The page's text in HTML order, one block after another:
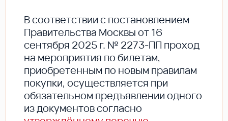
В соответствии с постановлением
Правительства Москвы от 16
сентября 2025 г. № 2273-ПП проход
на мероприятия по билетам,
приобретенным по новым правилам
покупки, осуществляется при
обязательном предъявлении одного
из документов согласно